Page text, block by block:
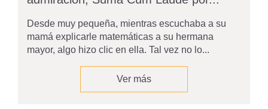
Desde muy pequeña, mientras escuchaba a su
mamá explicarle matemáticas a su hermana
mayor, algo hizo clic en ella. Tal vez no lo...
Ver más